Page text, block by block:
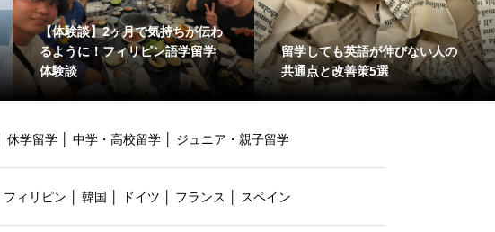
【体験談】2ヶ月で気持ちが伝わ
るように！フィリピン語学留学
体験談
留学しても英語が伸びない人の
共通点と改善策5選
休学留学 中学・高校留学 ジュニア・親子留学
フィリピン 韓国 ドイツ フランス スペイン